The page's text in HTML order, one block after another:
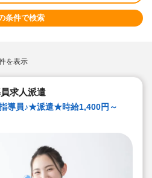
条件で検索
を表示
求人派遣
導員♪★派遣★時給1,400円～